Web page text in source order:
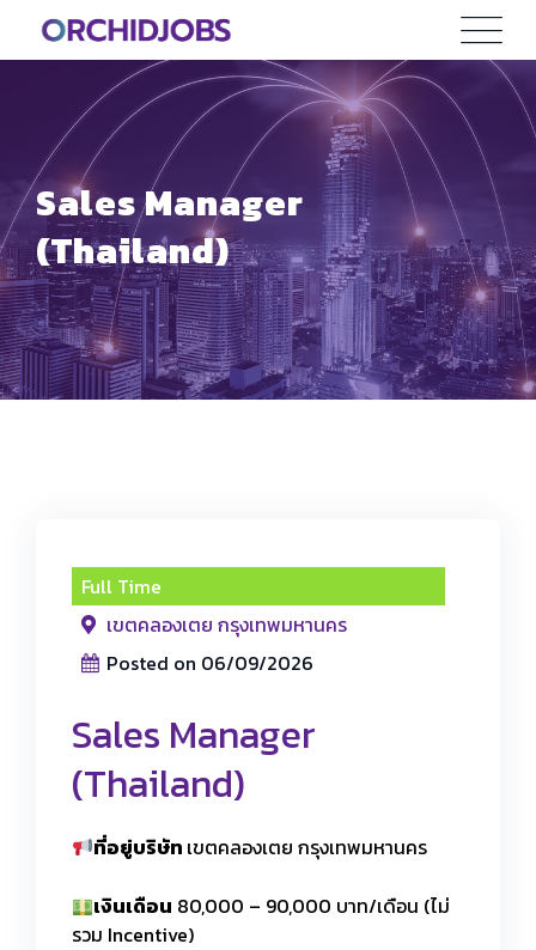
Sales Manager
(Thailand)
Full Time
เขตคลองเตย กรุงเทพมหานคร
Posted on 06/09/2026
Sales Manager
(Thailand)
ที่อยู่บริษัท เขตคลองเตย กรุงเทพมหานคร
เงินเดือน 80,000 – 90,000 บาท/เดือน (ไม่
รวม Incentive)